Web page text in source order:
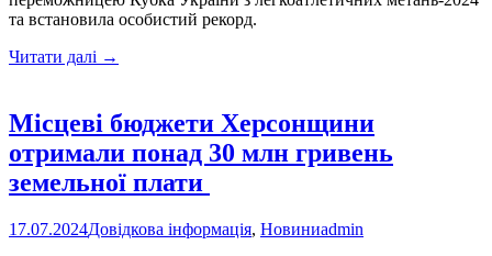
та встановила особистий рекорд.
Читати далі Юна
«золото»
Кубка
України
з
легкоатлетичних
→
Місцеві бюджети Херсонщини
отримали понад 30 млн гривень
земельної плати
17.07.2024Довідкова інформація, Новиниadmin